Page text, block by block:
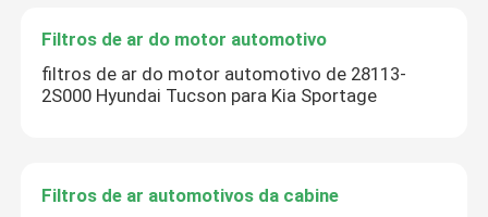
Filtros de ar do motor automotivo
filtros de ar do motor automotivo de 28113-
2S000 Hyundai Tucson para Kia Sportage
Filtros de ar automotivos da cabine